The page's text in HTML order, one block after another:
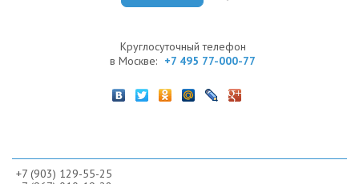
Круглосуточный телефон
в Москве: +7 495 77-000-77
+7 (903) 129-55-25